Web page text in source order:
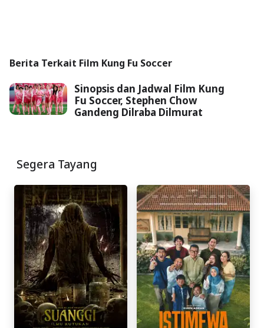
Berita Terkait Film Kung Fu Soccer
Sinopsis dan Jadwal Film Kung
Fu Soccer, Stephen Chow
Gandeng Dilraba Dilmurat
Segera Tayang